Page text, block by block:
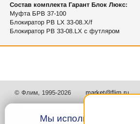
Состав комплекта Гарант Блок Люкс:
Муфта БРВ 37-100
Блокиратор РВ LX 33-08.X/f
Блокиратор РВ 33-08.LX с футляром
© Флим, 1995-2026 market@flim.ru
Мы используем файлы